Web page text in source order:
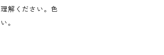
解ください。色
。